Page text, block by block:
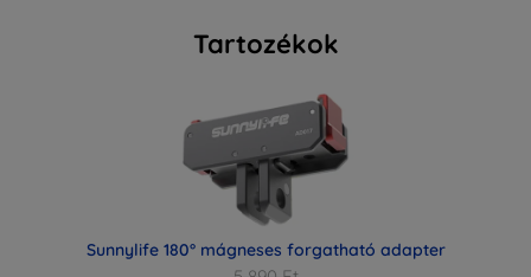
Tartozékok
Sunnylife 180° mágneses forgatható adapter